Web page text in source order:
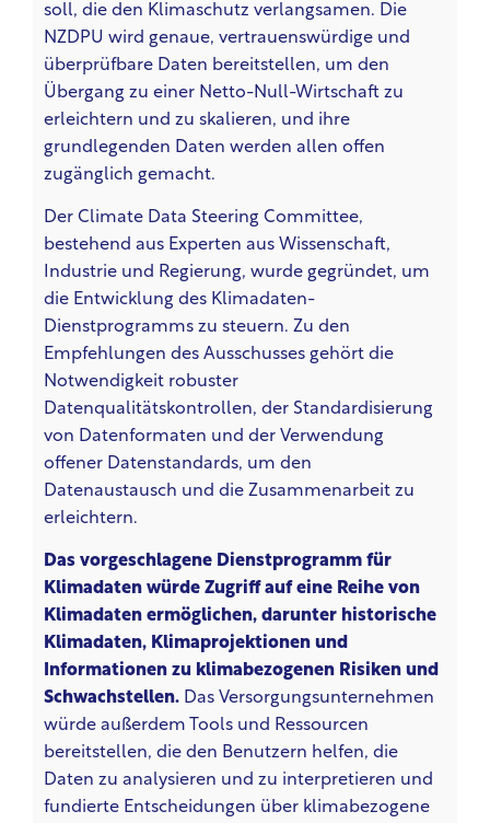
soll, die den Klimaschutz verlangsamen. Die
NZDPU wird genaue, vertrauenswürdige und
überprüfbare Daten bereitstellen, um den
Übergang zu einer Netto-Null-Wirtschaft zu
erleichtern und zu skalieren, und ihre
grundlegenden Daten werden allen offen
zugänglich gemacht.
Der Climate Data Steering Committee,
bestehend aus Experten aus Wissenschaft,
Industrie und Regierung, wurde gegründet, um
die Entwicklung des Klimadaten-
Dienstprogramms zu steuern. Zu den
Empfehlungen des Ausschusses gehört die
Notwendigkeit robuster
Datenqualitätskontrollen, der Standardisierung
von Datenformaten und der Verwendung
offener Datenstandards, um den
Datenaustausch und die Zusammenarbeit zu
erleichtern.
Das vorgeschlagene Dienstprogramm für
Klimadaten würde Zugriff auf eine Reihe von
Klimadaten ermöglichen, darunter historische
Klimadaten, Klimaprojektionen und
Informationen zu klimabezogenen Risiken und
Schwachstellen. Das Versorgungsunternehmen
würde außerdem Tools und Ressourcen
bereitstellen, die den Benutzern helfen, die
Daten zu analysieren und zu interpretieren und
fundierte Entscheidungen über klimabezogene